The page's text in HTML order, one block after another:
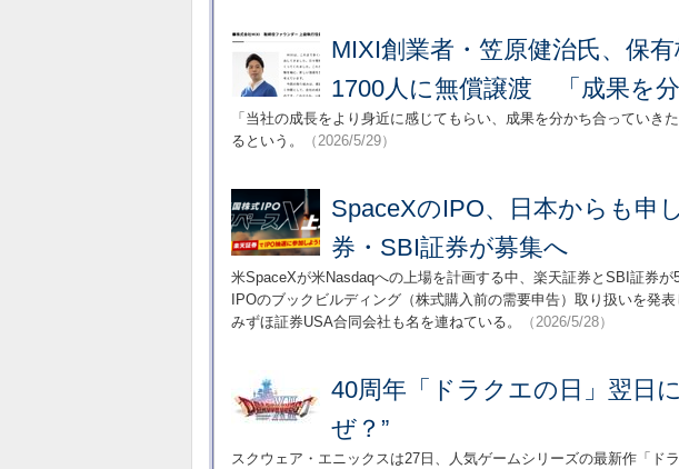
MIXI創業者・笠原健治氏、保
1700人に無償譲渡 「成果を分
「当社の成長をより身近に感じてもらい、成果を分かち合っていき
るという。
（2026/5/29）
SpaceXのIPO、日本からも
券・SBI証券が募集へ
米SpaceXが米Nasdaqへの上場を計画する中、楽天証券とSBI証券
IPOのブックビルディング（株式購入前の需要申告）取り扱いを発
みずほ証券USA合同会社も名を連ねている。
（2026/5/28）
40周年「ドラクエの日」翌日
ぜ？”
スクウェア・エニックスは27日、人気ゲームシリーズの最新作「ド